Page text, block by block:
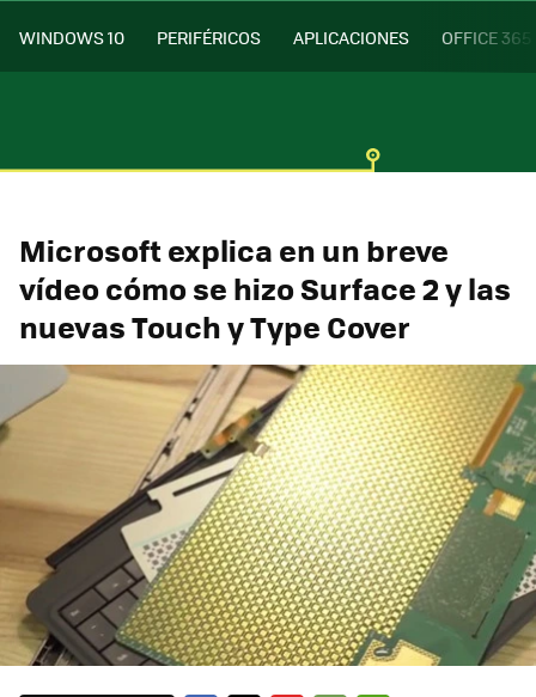
WINDOWS 10 PERIFÉRICOS APLICACIONES OFFICE 365
Microsoft explica en un breve
vídeo cómo se hizo Surface 2 y las
nuevas Touch y Type Cover